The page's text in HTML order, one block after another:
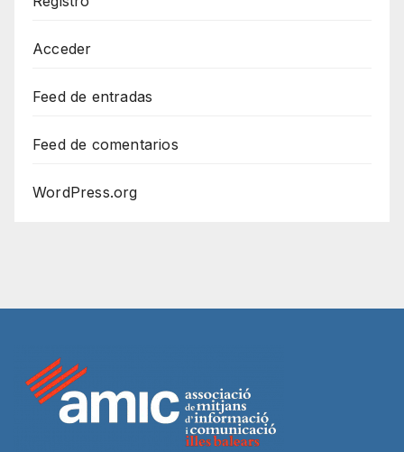
Acceder
Feed de entradas
Feed de comentarios
WordPress.org